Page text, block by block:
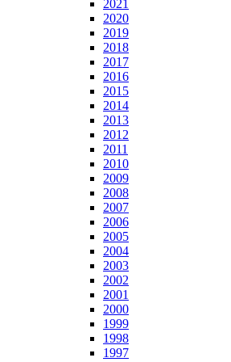
2021
2020
2019
2018
2017
2016
2015
2014
2013
2012
2011
2010
2009
2008
2007
2006
2005
2004
2003
2002
2001
2000
1999
1998
1997